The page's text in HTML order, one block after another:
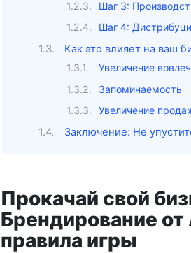
Шаг 3:
Шаг 4:
Как это влияет на ваш
Увеличение
Запоминаемость
Увеличение
Заключение: Не
Прокачай свой
Брендирование
правила игры